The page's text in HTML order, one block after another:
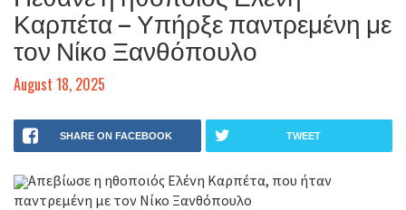
Καρπέτα – Υπήρξε παντρεμένη με
τον Νίκο Ξανθόπουλο
August 18, 2025
SHARE ON FACEBOOK TWEET
Απεβίωσε η ηθοποιός Ελένη Καρπέτα, που ήταν
παντρεμένη με τον Νίκο Ξανθόπουλο